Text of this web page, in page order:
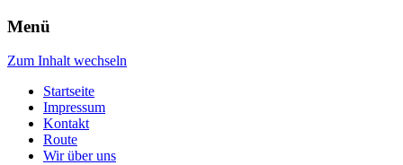
Menü
Zum Inhalt wechseln
Startseite
Impressum
Kontakt
Route
Wir über uns